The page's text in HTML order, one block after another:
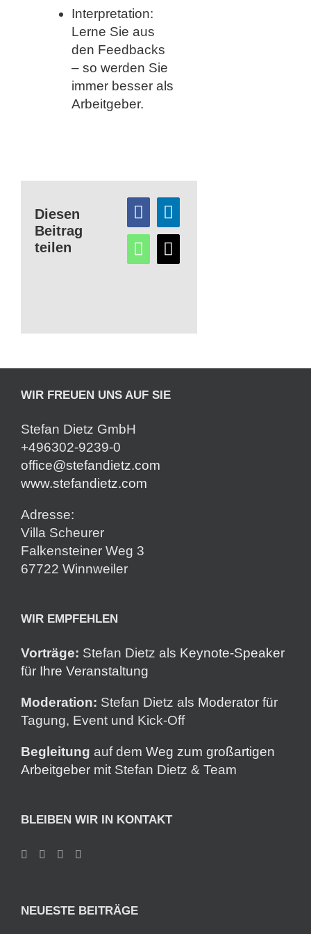
Interpretation:
Lerne Sie aus
den Feedbacks
– so werden Sie
immer besser als
Arbeitgeber.
Diesen
Beitrag
teilen
WIR FREUEN UNS AUF SIE
Stefan Dietz GmbH
+496302-9239-0
office@stefandietz.com
www.stefandietz.com
Adresse:
Villa Scheurer
Falkensteiner Weg 3
67722 Winnweiler
WIR EMPFEHLEN
Vorträge: Stefan Dietz als Keynote-Speaker
für Ihre Veranstaltung
Moderation: Stefan Dietz als Moderator für
Tagung, Event und Kick-Off
Begleitung auf dem Weg zum großartigen
Arbeitgeber mit Stefan Dietz & Team
BLEIBEN WIR IN KONTAKT
NEUESTE BEITRÄGE